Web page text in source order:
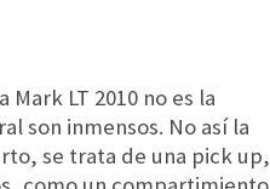
LT 2010 no es la
son inmensos. No así la
se trata de una pick up,